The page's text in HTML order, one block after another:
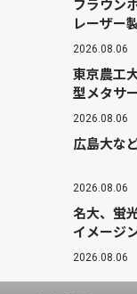
フラウン
レーザー
2026.08.06
東京農工
型メタサ
2026.08.06
広島大な
2026.08.06
名大、蛍
イメージ
2026.08.06